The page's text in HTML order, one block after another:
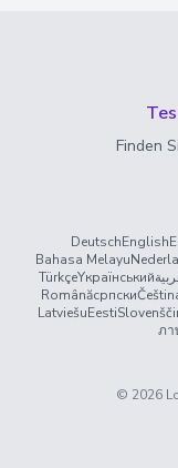
Finden
DeutschEnglish
Bahasa Melayu
TürkçeYкраїнський
Românăсрпски
LatviešuEesti
ภา
© 2026